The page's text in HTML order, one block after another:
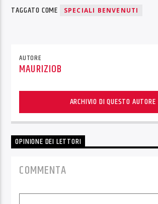
TAGGATO COME SPECIALI BENVENUTI
AUTORE
MAURIZIOB
ARCHIVIO DI QUESTO AUTORE
OPINIONE DEI LETTORI
COMMENTA